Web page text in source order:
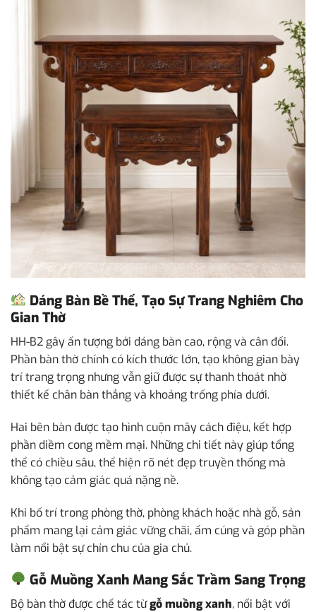
Dáng Bàn Bề Thế, Tạo Sự Trang Nghiêm Cho
Gian Thờ
HH-B2 gây ấn tượng bởi dáng bàn cao, rộng và cân đối.
Phần bàn thờ chính có kích thước lớn, tạo không gian bày
trí trang trọng nhưng vẫn giữ được sự thanh thoát nhờ
thiết kế chân bàn thẳng và khoảng trống phía dưới.
Hai bên bàn được tạo hình cuộn mây cách điệu, kết hợp
phần diềm cong mềm mại. Những chi tiết này giúp tổng
thể có chiều sâu, thể hiện rõ nét đẹp truyền thống mà
không tạo cảm giác quá nặng nề.
Khi bố trí trong phòng thờ, phòng khách hoặc nhà gỗ, sản
phẩm mang lại cảm giác vững chãi, ấm cúng và góp phần
làm nổi bật sự chỉn chu của gia chủ.
Gỗ Muồng Xanh Mang Sắc Trầm Sang Trọng
Bộ bàn thờ được chế tác từgỗ muồng xanh, nổi bật với